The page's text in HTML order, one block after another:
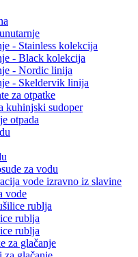
- Stainless kolekcija
- Black kolekcija
- Nordic linija
- Skeldervik linija
za otpatke
kuhinjski sudoper
otpada
za vodu
vode izravno iz slavine
vode
rublja
rublja
rublja
za glačanje